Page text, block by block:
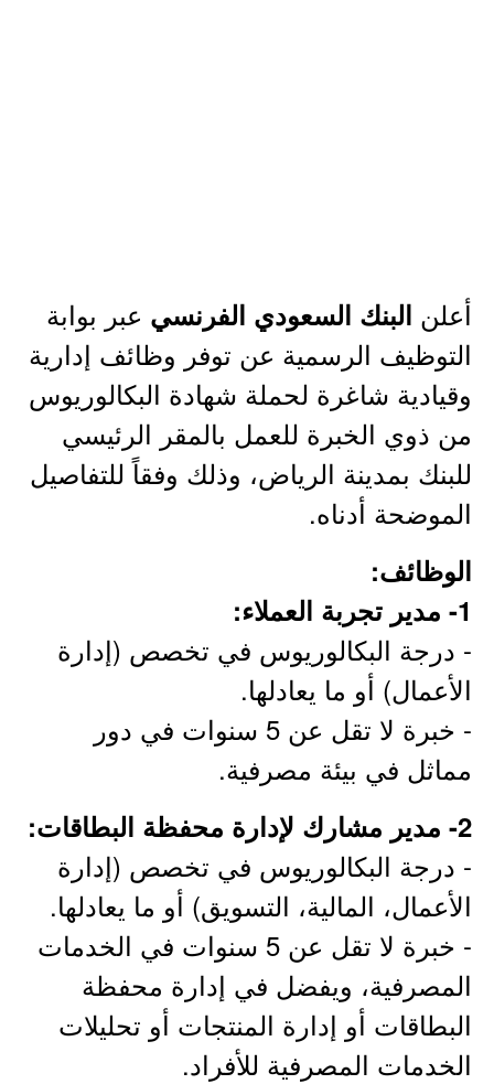
أعلن البنك السعودي الفرنسي عبر بوابة
التوظيف الرسمية عن توفر وظائف إدارية
وقيادية شاغرة لحملة شهادة البكالوريوس
من ذوي الخبرة للعمل بالمقر الرئيسي
للبنك بمدينة الرياض، وذلك وفقاً للتفاصيل
الموضحة أدناه.
الوظائف:
1- مدير تجربة العملاء:
- درجة البكالوريوس في تخصص (إدارة
الأعمال) أو ما يعادلها.
- خبرة لا تقل عن 5 سنوات في دور
مماثل في بيئة مصرفية.
2- مدير مشارك لإدارة محفظة البطاقات:
- درجة البكالوريوس في تخصص (إدارة
الأعمال، المالية، التسويق) أو ما يعادلها.
- خبرة لا تقل عن 5 سنوات في الخدمات
المصرفية، ويفضل في إدارة محفظة
البطاقات أو إدارة المنتجات أو تحليلات
الخدمات المصرفية للأفراد.